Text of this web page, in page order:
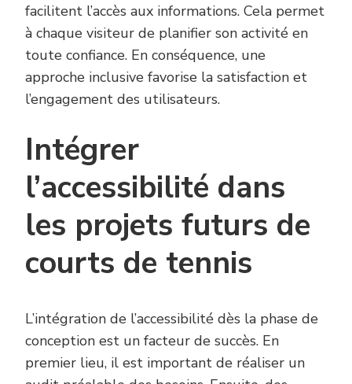
facilitent l’accès aux informations. Cela permet
à chaque visiteur de planifier son activité en
toute confiance. En conséquence, une
approche inclusive favorise la satisfaction et
l’engagement des utilisateurs.
Intégrer
l’accessibilité dans
les projets futurs de
courts de tennis
L’intégration de l’accessibilité dès la phase de
conception est un facteur de succès. En
premier lieu, il est important de réaliser un